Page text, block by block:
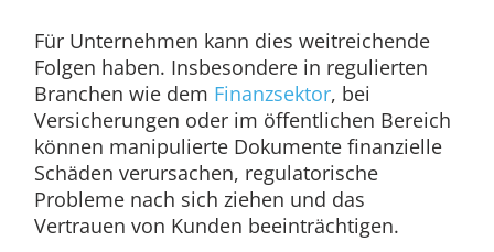
Für Unternehmen kann dies weitreichende
Folgen haben. Insbesondere in regulierten
Branchen wie dem Finanzsektor, bei
Versicherungen oder im öffentlichen Bereich
können manipulierte Dokumente finanzielle
Schäden verursachen, regulatorische
Probleme nach sich ziehen und das
Vertrauen von Kunden beeinträchtigen.